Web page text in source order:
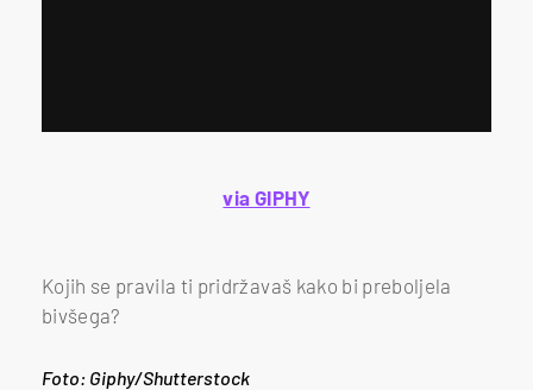
via GIPHY
Kojih se pravila ti pridržavaš kako bi preboljela
bivšega?
Foto: Giphy/Shutterstock